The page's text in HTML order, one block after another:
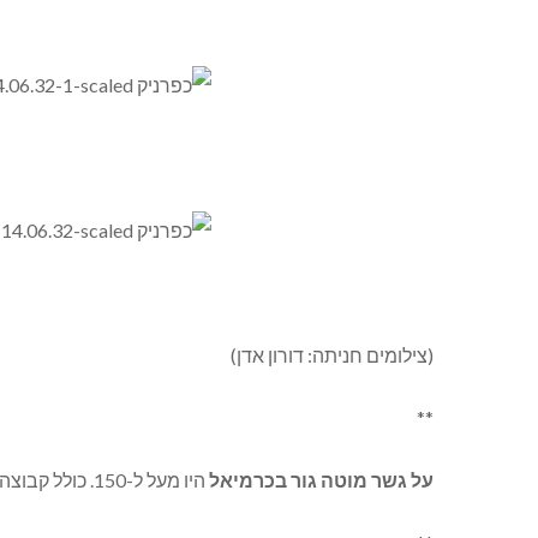
(צילומים חניתה: דורון אדן)
**
על גשר מוטה גור בכרמיאל היו מעל ל-150. כולל קבוצה מהכפר בענה.